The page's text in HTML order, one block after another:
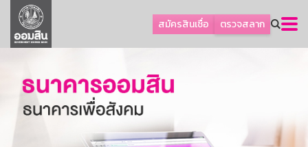
สมัครสินเชื่อ ตรวจสลาก
ลูกค้าธุรกิจ
ลูกค้าผู้ประกอบรายย่อย
ออมเพื่อสุข
เกี่ยวกับธนาคาร
การพัฒนาที่ยั่งยืน